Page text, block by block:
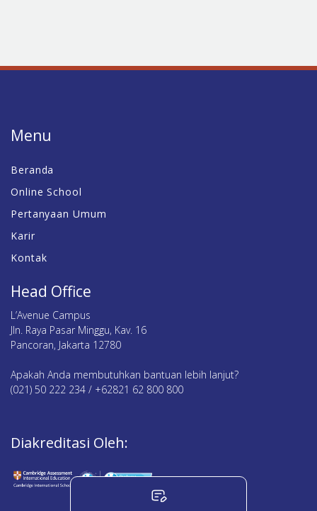
Menu
Beranda
Online School
Pertanyaan Umum
Karir
Kontak
Head Office
L’Avenue Campus
Jln. Raya Pasar Minggu, Kav. 16
Pancoran, Jakarta 12780
Apakah Anda membutuhkan bantuan lebih lanjut?
(021) 50 222 234 / +62821 62 800 800
Diakreditasi Oleh: